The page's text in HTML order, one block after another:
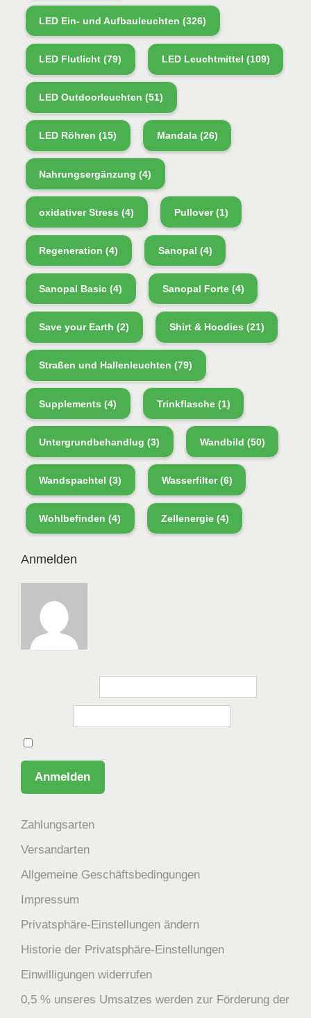
LED Ein- und Aufbauleuchten (326)
LED Flutlicht (79) LED Leuchtmittel (109)
LED Outdoorleuchten (51)
LED Röhren (15) Mandala(26)
Nahrungsergänzung (4)
oxidativer Stress (4) Pullover(1)
Regeneration (4) Sanopal (4)
Sanopal Basic (4) Sanopal Forte(4)
Save your Earth (2) Shirt & Hoodies (21)
Straßen und Hallenleuchten (79)
Supplements (4) Trinkflasche(1)
Untergrundbehandlug (3) Wandbild (50)
Wandspachtel (3) Wasserfilter(6)
Wohlbefinden (4) Zellenergie(4)
Anmelden
Zahlungsarten
Versandarten
Allgemeine Geschäftsbedingungen
Impressum
Privatsphäre-Einstellungen ändern
Historie der Privatsphäre-Einstellungen
Einwilligungen widerrufen
0,5 % unseres Umsatzes werden zur Förderung der